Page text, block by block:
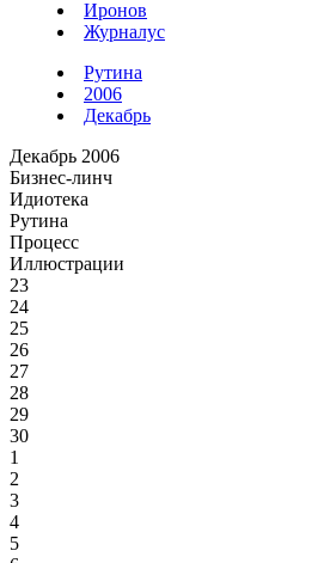
Иронов
Журналус
Рутина
2006
Декабрь
Декабрь 2006
Бизнес-линч
Идиотека
Рутина
Процесс
Иллюстрации
23
24
25
26
27
28
29
30
1
2
3
4
5